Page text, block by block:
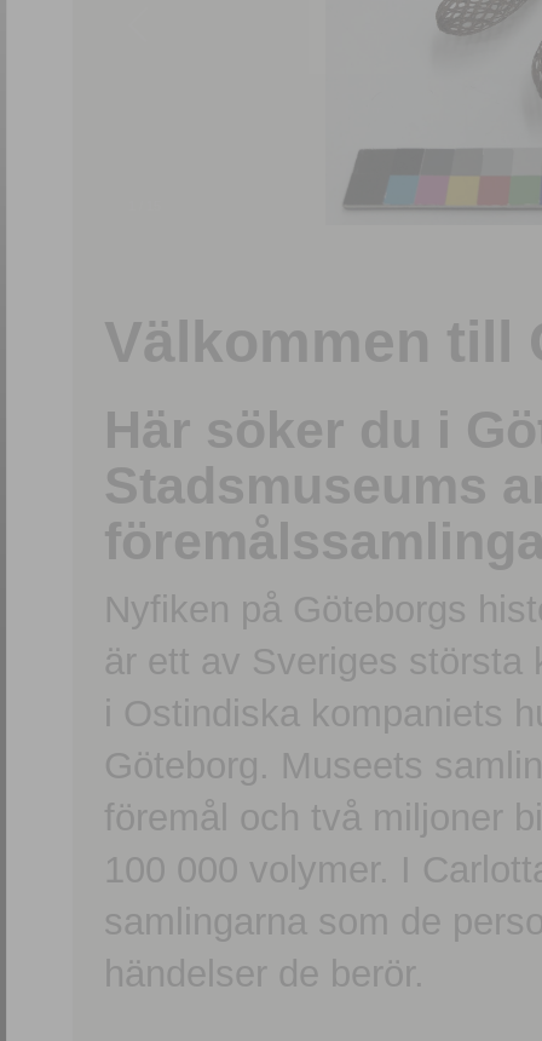
Välkommen till
Här söker du i
Stadsmuseums
Nyfiken på Göteborgs
är ett av Sveriges största
i Ostindiska kompaniets
Göteborg. Museets
föremål och två miljoner
100 000 volymer. I
samlingarna som de
händelser de berör.